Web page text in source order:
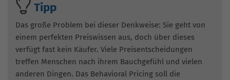
Tipp
Das große Problem bei dieser Denkweise: Sie geht von
einem perfekten Preiswissen aus, doch über dieses
verfügt fast kein Käufer. Viele Preisentscheidungen
treffen Menschen nach ihrem Bauchgefühl und vielen
anderen Dingen. Das Behavioral Pricing soll die